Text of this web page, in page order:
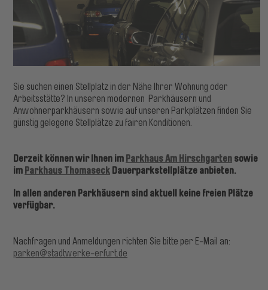
Sie suchen einen Stellplatz in der Nähe Ihrer Wohnung oder
Arbeitsstätte? In unseren modernen Parkhäusern und
Anwohnerparkhäusern sowie auf unseren Parkplätzen finden Sie
günstig gelegene Stellplätze zu fairen Konditionen.
Derzeit können wir Ihnen im Parkhaus Am Hirschgarten sowie
im Parkhaus Thomaseck Dauerparkstellplätze anbieten.
In allen anderen Parkhäusern sind aktuell keine freien Plätze
verfügbar.
Nachfragen und Anmeldungen richten Sie bitte per E-Mail an:
parken@stadtwerke-erfurt.de